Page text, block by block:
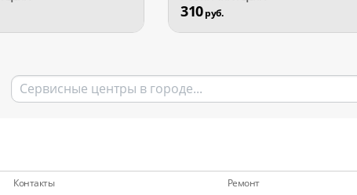
310руб.
Контакты Ремонт